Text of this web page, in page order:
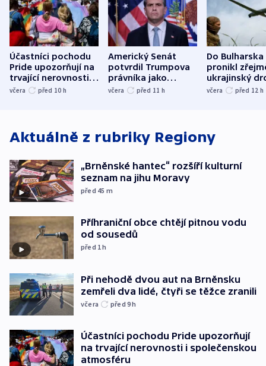
Účastníci pochodu
Pride upozorňují na
trvající nerovnosti i
společenskou
včera před 10 h
Americký Senát
potvrdil Trumpova
právníka jako
ministra
včera před 11 h
Do Bulharska
pronikl
ukrajinský
explodoval
včera před 12 h
Aktuálně z rubriky Regiony
„Brněnské hantec“ rozšíří kulturní
seznam na jihu Moravy
před 45 m
Příhraniční obce chtějí pitnou vodu
od sousedů
před 1h
Při nehodě dvou aut na Brněnsku
zemřeli dva lidé, čtyři se těžce zranili
včera před 9h
Účastníci pochodu Pride upozorňují
na trvající nerovnosti i společenskou
atmosféru